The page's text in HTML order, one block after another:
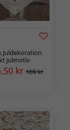
Juldekoration
julmotiv
kr 169 kr